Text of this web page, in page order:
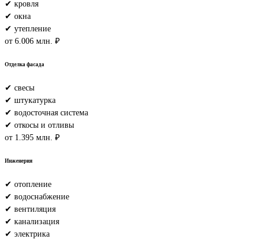
✔ кровля
✔ окна
✔ утепление
от 6.006 млн. ₽
Отделка фасада
✔ свесы
✔ штукатурка
✔ водосточная система
✔ откосы и отливы
от 1.395 млн. ₽
Инженерия
✔ отопление
✔ водоснабжение
✔ вентиляция
✔ канализация
✔ электрика